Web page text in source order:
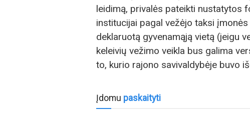
leidimą, privalės pateikti nustatytos
institucijai pagal vežėjo taksi
deklaruotą gyvenamąją vietą (jeigu
keleivių vežimo veikla bus galima
to, kurio rajono savivaldybėje buvo
Įdomu paskaityti